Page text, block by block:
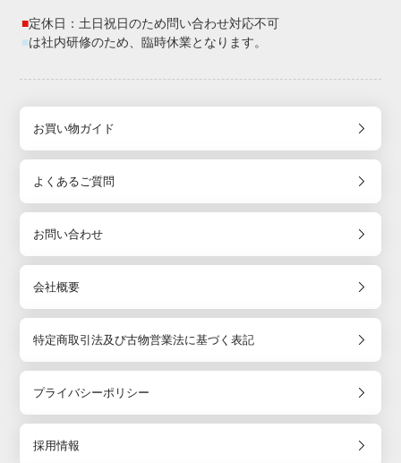
■定休日：土日祝日のため問い合わせ対応不可
■は社内研修のため、臨時休業となります。
お買い物ガイド
よくあるご質問
お問い合わせ
会社概要
特定商取引法及び古物営業法に基づく表記
プライバシーポリシー
採用情報